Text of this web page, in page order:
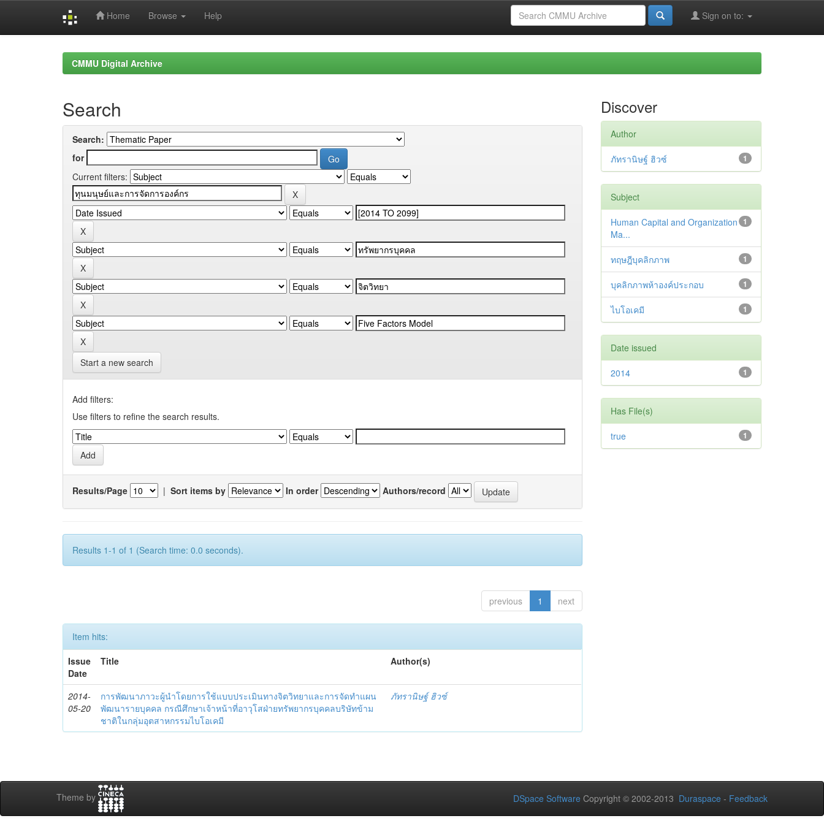
Home Browse Help Sign on to:
CMMU Digital Archive
Search
Search:
for
Current filters:
Start a new search
Add filters:
Use filters to refine the search results.
Results/Page | Sort items by In order Authors/record
Results 1-1 of 1 (Search time: 0.0 seconds).
previous 1 next
Item hits:
Issue
Date
Title Author(s)
2014-
05-20
การพัฒนาภาวะผู้นำโดยการใช้แบบประเมินทางจิตวิทยาและการจัดทำแผน
พัฒนารายบุคคล กรณีศึกษาเจ้าหน้าที่อาวุโสฝ่ายทรัพยากรบุคคลบริษัทข้าม
ชาติในกลุ่มอุตสาหกรรมไบโอเคมี
ภัทรานิษฐ์ ฮิวซ์
Discover
Author
1
ภัทรานิษฐ์ ฮิวซ์
Subject
1
Human Capital and Organization
Ma...
1
ทฤษฎีบุคลิกภาพ
1
บุคลิกภาพห้าองค์ประกอบ
1
ไบโอเคมี
Date issued
1
2014
Has File(s)
1
true
Theme by DSpace Software Copyright © 2002-2013 Duraspace - Feedback